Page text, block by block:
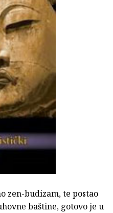
zen-budizam, te postao
baštine, gotovo je u